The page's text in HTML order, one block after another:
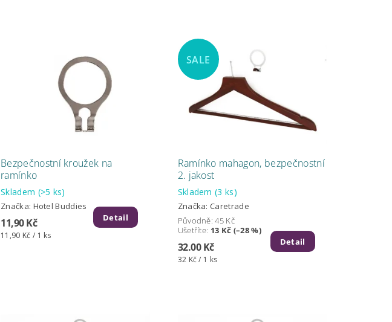
Bezpečnostní kroužek na
ramínko
Skladem (>5 ks)
Značka: Hotel Buddies
11,90 Kč
11,90 Kč / 1 ks
Detail
SALE
Ramínko mahagon, bezpečnostní
2. jakost
Skladem(3 ks)
Značka: Caretrade
Původně:45 Kč
Ušetříte: 13 Kč (–28 %)
32.00 Kč
32 Kč / 1 ks
Detail